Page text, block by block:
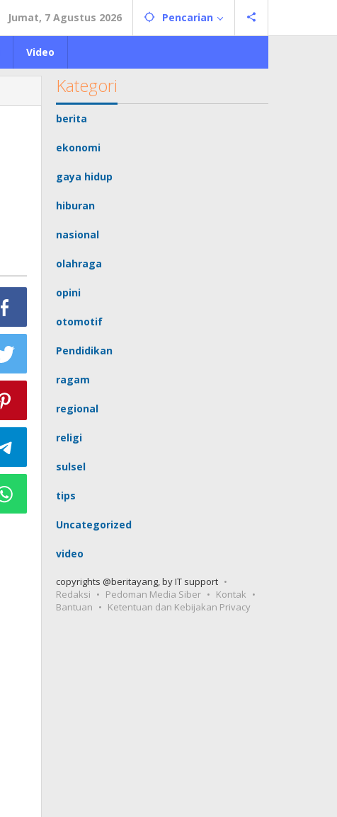
Jumat, 7 Agustus 2026 Pencarian
Video
Kategori
berita
ekonomi
gaya hidup
hiburan
nasional
olahraga
opini
otomotif
Pendidikan
ragam
regional
religi
sulsel
tips
Uncategorized
video
copyrights @beritayang, by IT support
Redaksi
Pedoman Media Siber
Kontak
Bantuan
Ketentuan dan Kebijakan Privacy